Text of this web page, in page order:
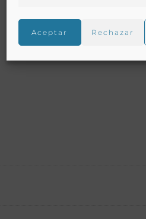
Aceptar Rechazar